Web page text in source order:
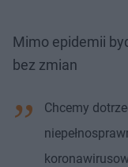
Mimo epidemii
bez zmian
Chcemy